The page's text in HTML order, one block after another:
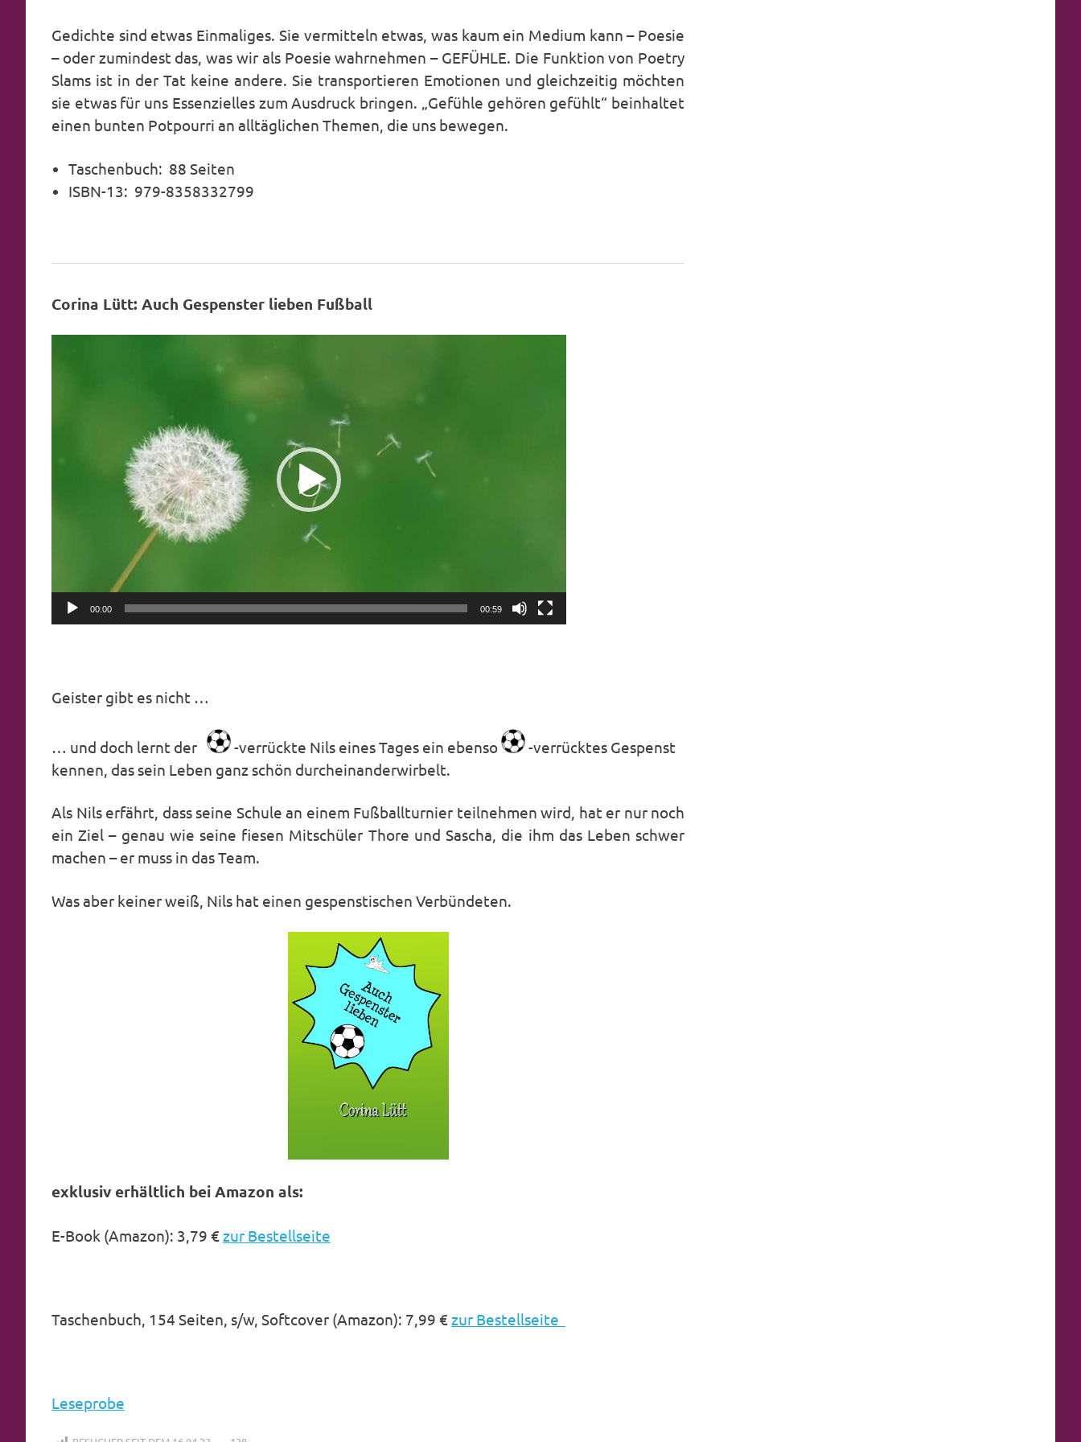
Gedichte sind etwas Einmaliges. Sie vermitteln etwas, was kaum ein Medium kann – Poesie
– oder zumindest das, was wir als Poesie wahrnehmen – GEFÜHLE. Die Funktion von Poetry
Slams ist in der Tat keine andere. Sie transportieren Emotionen und gleichzeitig möchten
sie etwas für uns Essenzielles zum Ausdruck bringen. „Gefühle gehören gefühlt“ beinhaltet
einen bunten Potpourri an alltäglichen Themen, die uns bewegen.
Taschenbuch: ‎ 88 Seiten
ISBN-13: ‎ 979-8358332799
Corina Lütt: Auch Gespenster lieben Fußball
00:00 00:59
Geister gibt es nicht …
… und doch lernt der -verrückte Nils eines Tages ein ebenso
-verrücktes Gespenst
kennen, das sein Leben ganz schön durcheinanderwirbelt.
Als Nils erfährt, dass seine Schule an einem Fußballturnier teilnehmen wird, hat er nur noch
ein Ziel – genau wie seine fiesen Mitschüler Thore und Sascha, die ihm das Leben schwer
machen – er muss in das Team.
Was aber keiner weiß, Nils hat einen gespenstischen Verbündeten.
exklusiv erhältlich bei Amazon als:
E-Book (Amazon): 3,79 €zur Bestellseite
Taschenbuch, 154 Seiten, s/w, Softcover (Amazon): 7,99 €zur Bestellseite
Leseprobe